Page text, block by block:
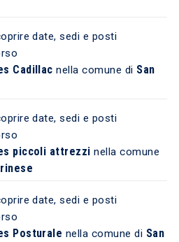
date, sedi e posti
Cadillac nella comune di San
date, sedi e posti
piccoli attrezzi nella comune
date, sedi e posti
Posturale nella comune di San